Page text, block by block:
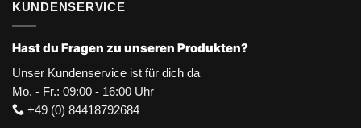
KUNDENSERVICE
Hast du Fragen zu unseren Produkten?
Unser Kundenservice ist für dich da
Mo. - Fr.: 09:00 - 16:00 Uhr
+49 (0) 84418792684